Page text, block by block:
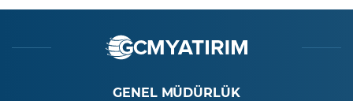
GENEL MÜDÜRLÜK